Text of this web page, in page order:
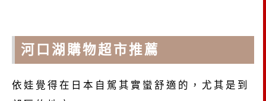
河口湖購物超市推薦
依娃覺得在日本自駕其實蠻舒適的，尤其是到